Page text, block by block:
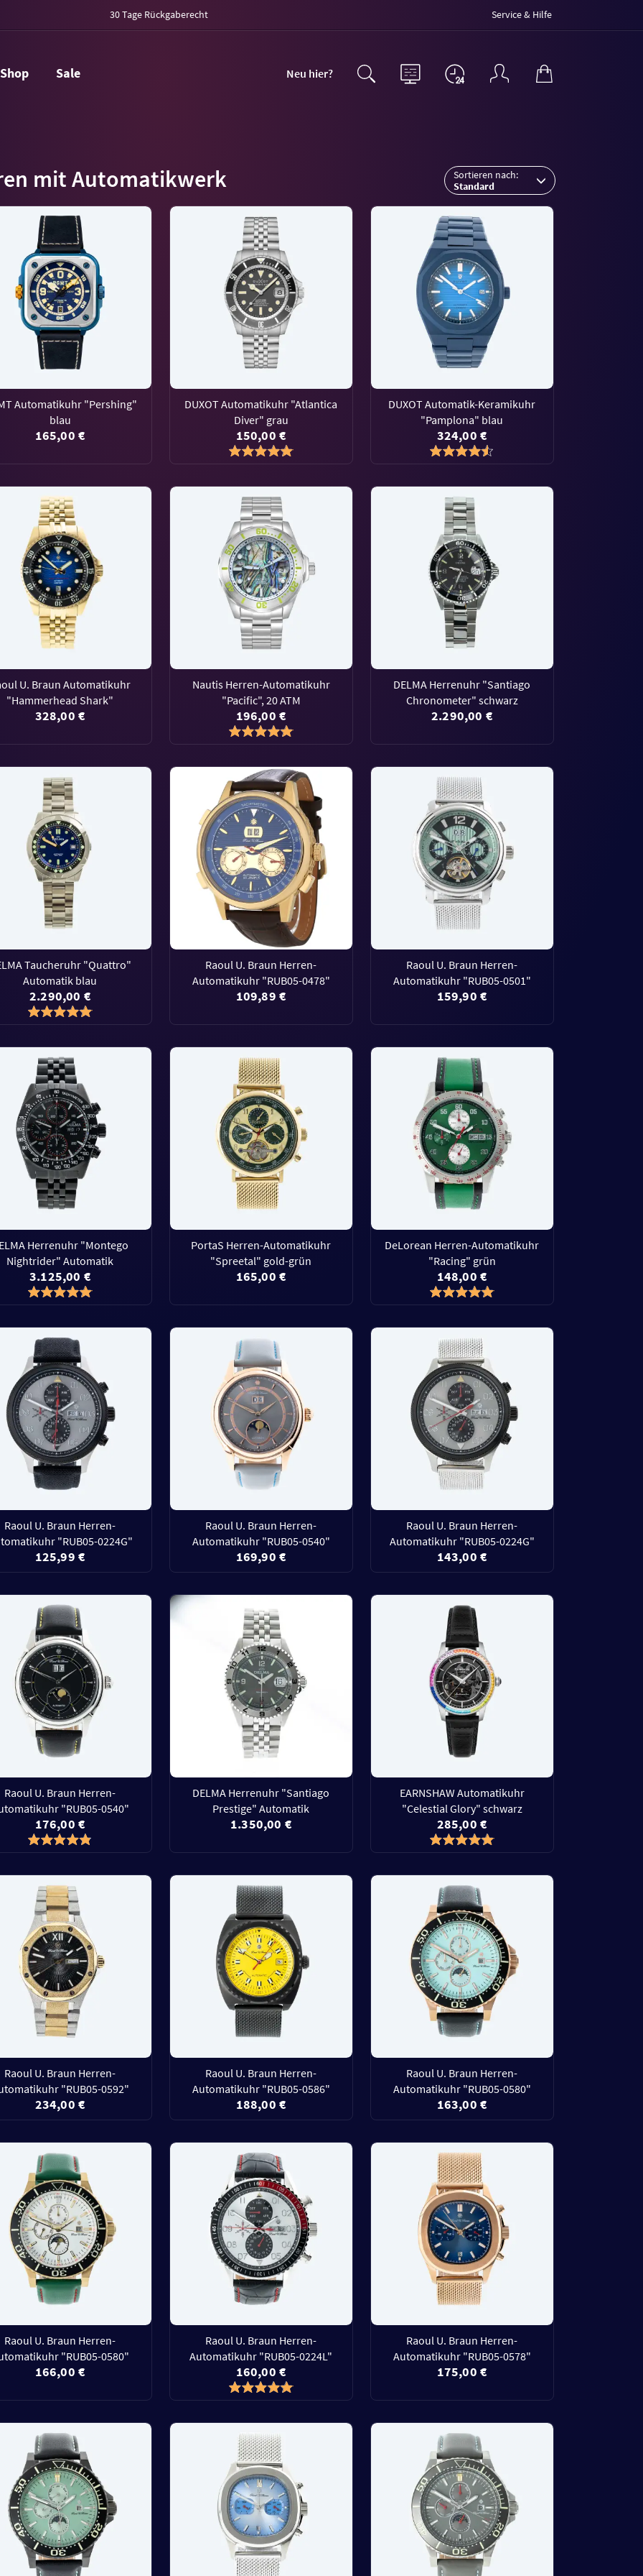
30 Tage Rückgaberecht Service & Hilfe
Shop Sale Neu hier?
mit Automatikwerk
Sortieren nach:
Standard
Automatikuhr "Pershing"
blau
165,00 €
DUXOT Automatikuhr "Atlantica
Diver" grau
150,00 €
DUXOT Automatik-Keramikuhr
"Pamplona" blau
324,00 €
U. Braun Automatikuhr
"Hammerhead Shark"
328,00 €
Nautis Herren-Automatikuhr
"Pacific", 20 ATM
196,00 €
DELMA Herrenuhr "Santiago
Chronometer" schwarz
2.290,00 €
Taucheruhr "Quattro"
Automatik blau
2.290,00 €
Raoul U. Braun Herren-
Automatikuhr "RUB05-0478"
109,89 €
Raoul U. Braun Herren-
Automatikuhr "RUB05-0501"
159,90 €
Herrenuhr "Montego
Nightrider" Automatik
3.125,00 €
PortaS Herren-Automatikuhr
"Spreetal" gold-grün
165,00 €
DeLorean Herren-Automatikuhr
"Racing" grün
148,00 €
Raoul U. Braun Herren-
"RUB05-0224G"
125,99 €
Raoul U. Braun Herren-
Automatikuhr "RUB05-0540"
169,90 €
Raoul U. Braun Herren-
Automatikuhr "RUB05-0224G"
143,00 €
Raoul U. Braun Herren-
"RUB05-0540"
176,00 €
DELMA Herrenuhr "Santiago
Prestige" Automatik
1.350,00 €
EARNSHAW Automatikuhr
"Celestial Glory" schwarz
285,00 €
Raoul U. Braun Herren-
"RUB05-0592"
234,00 €
Raoul U. Braun Herren-
Automatikuhr "RUB05-0586"
188,00 €
Raoul U. Braun Herren-
Automatikuhr "RUB05-0580"
163,00 €
Raoul U. Braun Herren-
"RUB05-0580"
166,00 €
Raoul U. Braun Herren-
Automatikuhr "RUB05-0224L"
160,00 €
Raoul U. Braun Herren-
Automatikuhr "RUB05-0578"
175,00 €